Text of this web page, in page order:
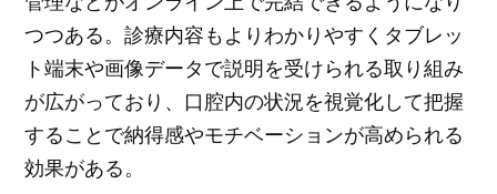
つつある。診療内容もよりわかりやすくタブレッ
ト端末や画像データで説明を受けられる取り組み
が広がっており、口腔内の状況を視覚化して把握
することで納得感やモチベーションが高められる
効果がある。